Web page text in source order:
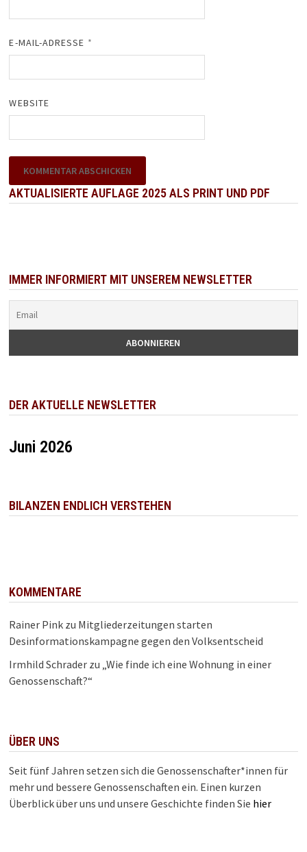
E-MAIL-ADRESSE *
WEBSITE
AKTUALISIERTE AUFLAGE 2025 ALS PRINT UND PDF
IMMER INFORMIERT MIT UNSEREM NEWSLETTER
DER AKTUELLE NEWSLETTER
Juni 2026
BILANZEN ENDLICH VERSTEHEN
KOMMENTARE
Rainer Pink zu Mitgliederzeitungen starten
Desinformationskampagne gegen den Volksentscheid
Irmhild Schrader zu „Wie finde ich eine Wohnung in einer
Genossenschaft?“
ÜBER UNS
Seit fünf Jahren setzen sich die Genossenschafter*innen für
mehr und bessere Genossenschaften ein. Einen kurzen
Überblick über uns und unsere Geschichte finden Sie hier